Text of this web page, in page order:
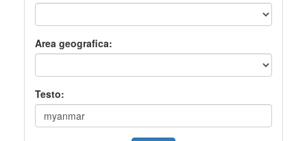
Area geografica:
Testo: